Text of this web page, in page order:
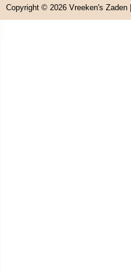
Copyright © 2026 Vreeken's Zaden